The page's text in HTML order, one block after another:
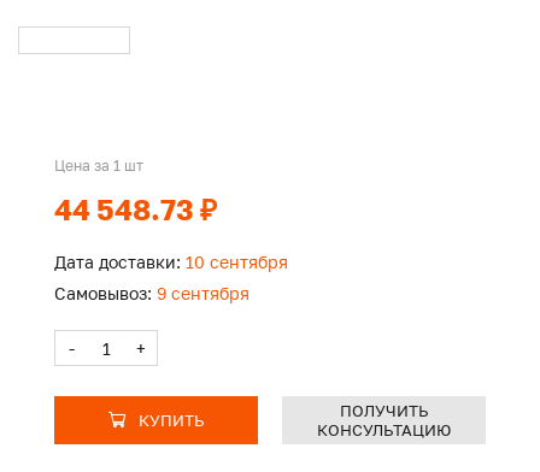
Цена за 1 шт
44 548.73 ₽
Дата доставки: 10 сентября
Самовывоз: 9 сентября
- +
КУПИТЬ
ПОЛУЧИТЬ
КОНСУЛЬТАЦИЮ